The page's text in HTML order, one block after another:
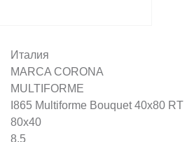
Италия
MARCA CORONA
MULTIFORME
I865 Multiforme Bouquet 40х80 RT
80x40
8,5